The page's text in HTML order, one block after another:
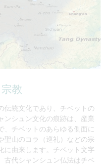
教
伝統文化であり、チベットの
ンシュン文化の痕跡は、産業
、チベットのあらゆる側面に
聖山のコラ（巡礼）などの宗
に由来します。チベット文字
古代シャンシュン仏法はチベ